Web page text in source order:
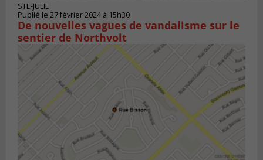
STE-JULIE
Publié le 27 février 2024 à 15h30
De nouvelles vagues de vandalisme sur le
sentier de Northvolt